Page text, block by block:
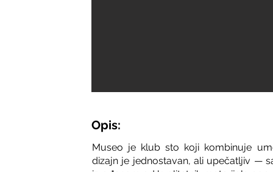
Opis:
Museo je klub sto koji kombinuje
dizajn je jednostavan, ali upečatljiv —